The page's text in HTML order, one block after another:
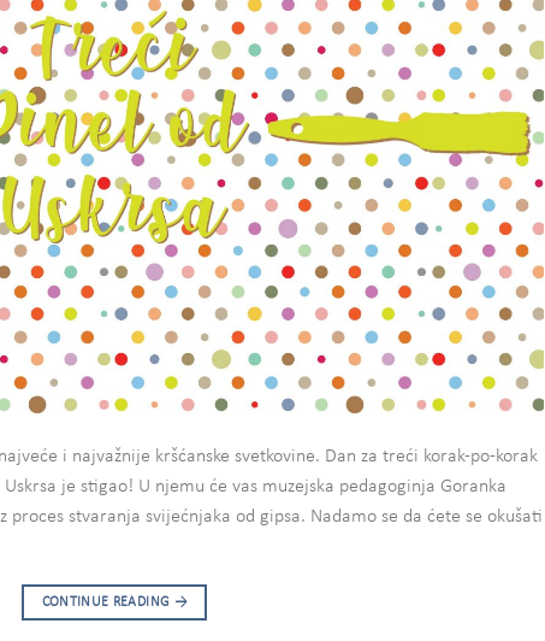
i najvažnije kršćanske svetkovine. Dan za treći korak-po-korak
je stigao! U njemu će vas muzejska pedagoginja Goranka
stvaranja svijećnjaka od gipsa. Nadamo se da ćete se okušati
CONTINUE READING →